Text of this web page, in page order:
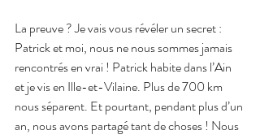
La preuve ? Je vais vous révéler un secret :
Patrick et moi, nous ne nous sommes jamais
rencontrés en vrai ! Patrick habite dans l’Ain
et je vis en Ille-et-Vilaine. Plus de 700 km
nous séparent. Et pourtant, pendant plus d’un
an, nous avons partagé tant de choses ! Nous